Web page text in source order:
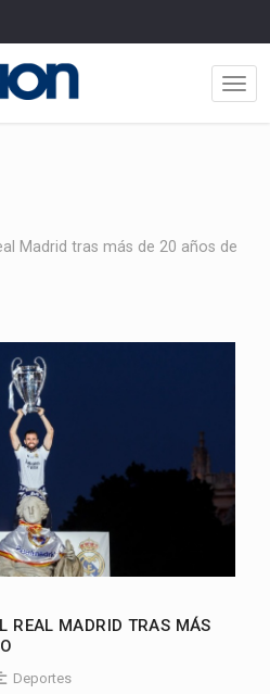
Madrid tras más de 20 años de
REAL MADRID TRAS MÁS
Deportes